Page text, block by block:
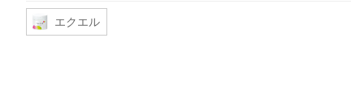
エクエル